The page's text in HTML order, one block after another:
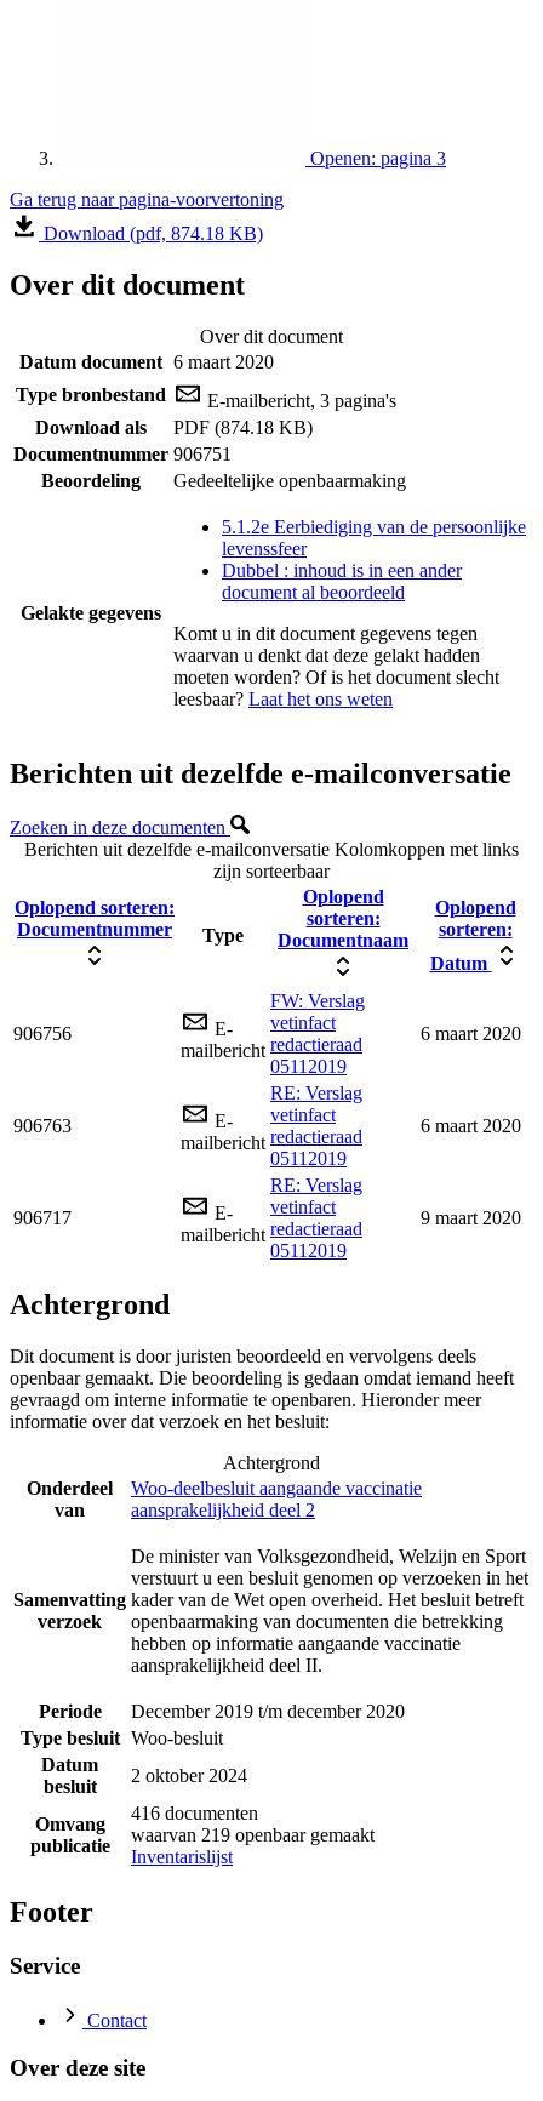
Openen: pagina 3
Ga terug naar pagina-voorvertoning
Download (pdf, 874.18 KB)
Over dit document
Over dit document
Datum document 6 maart 2020
Type bronbestand
E-mailbericht, 3 pagina's
Download als
PDF (874.18 KB)
Documentnummer 906751
Beoordeling
Gedeeltelijke openbaarmaking
Gelakte gegevens
5.1.2e Eerbiediging van de persoonlijke
levenssfeer
Dubbel : inhoud is in een ander
document al beoordeeld
Komt u in dit document gegevens tegen
waarvan u denkt dat deze gelakt hadden
moeten worden? Of is het document slecht
leesbaar? Laat het ons weten
Berichten uit dezelfde e-mailconversatie
Zoeken in deze documenten
Berichten uit dezelfde e-mailconversatie Kolomkoppen met links
zijn sorteerbaar
Oplopend sorteren:
Documentnummer
Type
Oplopend
sorteren:
Documentnaam
Oplopend
sorteren:
Datum
906756
E-
mailbericht
FW: Verslag
vetinfact
redactieraad
05112019
6 maart 2020
906763
E-
mailbericht
RE: Verslag
vetinfact
redactieraad
05112019
6 maart 2020
906717
E-
mailbericht
RE: Verslag
vetinfact
redactieraad
05112019
9 maart 2020
Achtergrond
Dit document is door juristen beoordeeld en vervolgens deels
openbaar gemaakt. Die beoordeling is gedaan omdat iemand heeft
gevraagd om interne informatie te openbaren. Hieronder meer
informatie over dat verzoek en het besluit:
Achtergrond
Onderdeel
van
Woo-deelbesluit aangaande vaccinatie
aansprakelijkheid deel 2
Samenvatting
verzoek
De minister van Volksgezondheid, Welzijn en Sport
verstuurt u een besluit genomen op verzoeken in het
kader van de Wet open overheid. Het besluit betreft
openbaarmaking van documenten die betrekking
hebben op informatie aangaande vaccinatie
aansprakelijkheid deel II.
Periode
December 2019 t/m december 2020
Type besluit Woo-besluit
Datum
besluit
2 oktober 2024
Omvang
publicatie
416 documenten
waarvan 219 openbaar gemaakt
Inventarislijst
Footer
Service
Contact
Over deze site